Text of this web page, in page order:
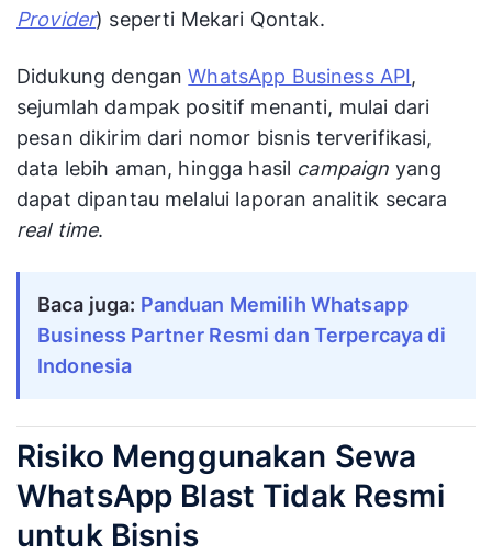
Provider) seperti Mekari Qontak.
Didukung denganWhatsApp Business API,
sejumlah dampak positif menanti, mulai dari
pesan dikirim dari nomor bisnis terverifikasi,
data lebih aman, hingga hasil campaign yang
dapat dipantau melalui laporan analitik secara
real time.
Baca juga: Panduan Memilih Whatsapp
Business Partner Resmi dan Terpercaya di
Indonesia
Risiko Menggunakan Sewa
WhatsApp Blast Tidak Resmi
untuk Bisnis